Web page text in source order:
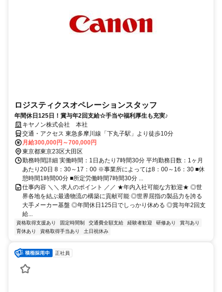
ロジスティクスオペレーションスタッフ
年間休日125日！賞与年2回支給☆手当や福利厚生も充実♪
キヤノン株式会社 本社
交通・アクセス 東急多摩川線「下丸子駅」より徒歩10分
月給300,000円～700,000円
東京都東京23区大田区
勤務時間詳細 実働時間：1日あたり7時間30分 平均勤務日数：1ヶ月
あたり20日 8：30～17：00 ※事業所によっては8：00～16：30 ■休
憩時間1時間00分 ■所定労働時間7時間30分 ...
仕事内容 ＼＼ 求人のポイント ／／ ★年内入社可能な方歓迎★ ◎世
界各地を結ぶ最適物流の構築に貢献可能 ◎世界屈指の製品力を誇る
大手メーカー基盤 ◎年間休日125日でしっかり休める ◎賞与年2回支
給...
資格取得支援あり 固定時間制 交通費全額支給 経験者歓迎 研修あり
賞与あり
育休あり
資格取得手当あり 土日祝休み
正社員